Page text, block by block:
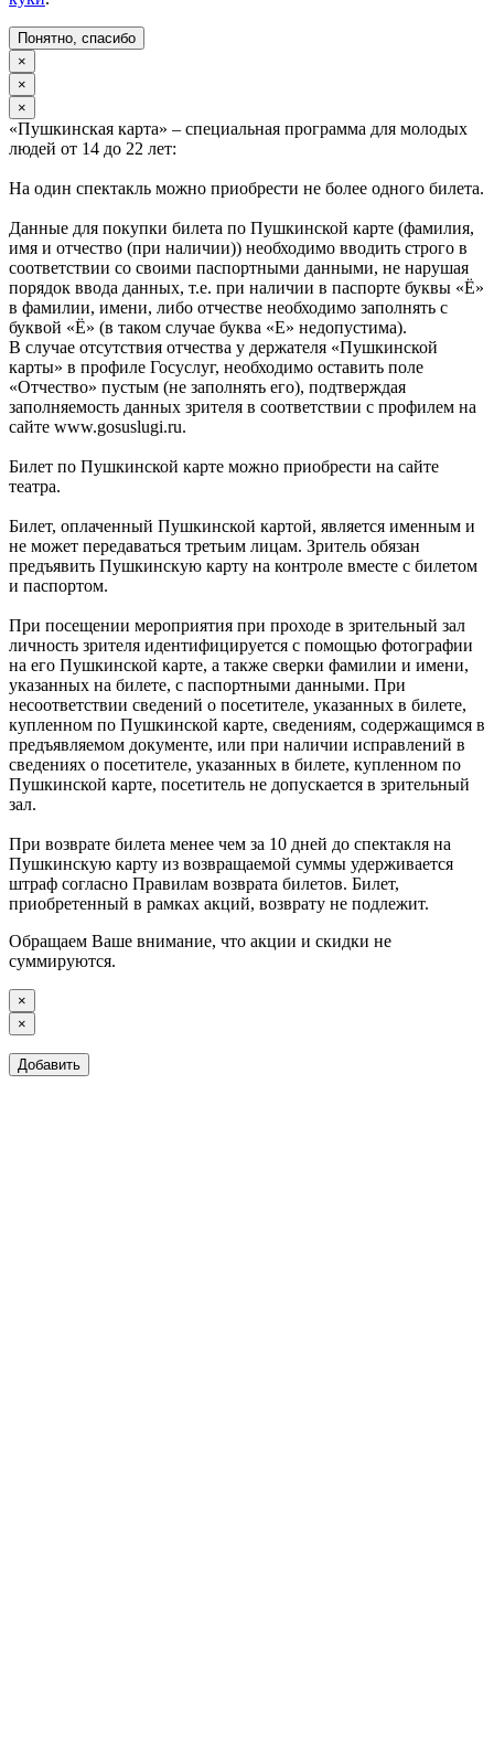
Понятно, спасибо
×
×
×
«Пушкинская карта» – специальная программа для молодых
людей от 14 до 22 лет:
На один спектакль можно приобрести не более одного билета.
Данные для покупки билета по Пушкинской карте (фамилия,
имя и отчество (при наличии)) необходимо вводить строго в
соответствии со своими паспортными данными, не нарушая
порядок ввода данных, т.е. при наличии в паспорте буквы «Ё»
в фамилии, имени, либо отчестве необходимо заполнять с
буквой «Ё» (в таком случае буква «Е» недопустима).
В случае отсутствия отчества у держателя «Пушкинской
карты» в профиле Госуслуг, необходимо оставить поле
«Отчество» пустым (не заполнять его), подтверждая
заполняемость данных зрителя в соответствии с профилем на
сайте www.gosuslugi.ru.
Билет по Пушкинской карте можно приобрести на сайте
театра.
Билет, оплаченный Пушкинской картой, является именным и
не может передаваться третьим лицам. Зритель обязан
предъявить Пушкинскую карту на контроле вместе с билетом
и паспортом.
При посещении мероприятия при проходе в зрительный зал
личность зрителя идентифицируется с помощью фотографии
на его Пушкинской карте, а также сверки фамилии и имени,
указанных на билете, с паспортными данными. При
несоответствии сведений о посетителе, указанных в билете,
купленном по Пушкинской карте, сведениям, содержащимся в
предъявляемом документе, или при наличии исправлений в
сведениях о посетителе, указанных в билете, купленном по
Пушкинской карте, посетитель не допускается в зрительный
зал.
При возврате билета менее чем за 10 дней до спектакля на
Пушкинскую карту из возвращаемой суммы удерживается
штраф согласно Правилам возврата билетов. Билет,
приобретенный в рамках акций, возврату не подлежит.
Обращаем Ваше внимание, что акции и скидки не
суммируются.
×
×
Добавить